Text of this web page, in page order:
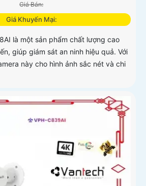
Giá Bán:
Giá Khuyến Mại:
là một sản phẩm chất lượng cao
giúp giám sát an ninh hiệu quả. Với
này cho hình ảnh sắc nét và chi